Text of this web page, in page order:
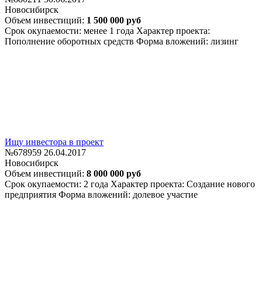
Новосибирск
Объем инвестиций: 1 500 000 руб
Срок окупаемости: менее 1 года Характер проекта:
Пополнение оборотных средств Форма вложений: лизинг
Ищу инвестора в проект
№678959 26.04.2017
Новосибирск
Объем инвестиций: 8 000 000 руб
Срок окупаемости: 2 года Характер проекта: Создание нового
предприятия Форма вложений: долевое участие